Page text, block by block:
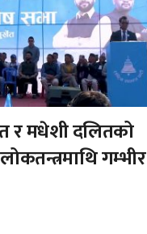
र मधेशी दलितको
गम्भीर